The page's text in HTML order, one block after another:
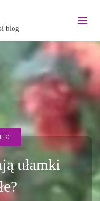
blog
ułamki